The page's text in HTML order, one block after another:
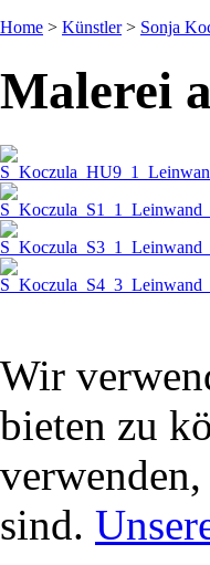
Home > Künstler > Sonja
Malerei
Wir
bieten zu
sind.